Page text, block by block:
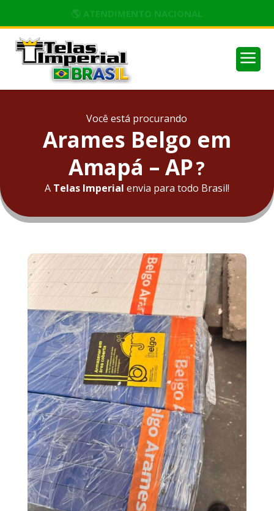
🌎 ATENDIMENTO NACIONAL
a
Você está procurando
Arames Belgo em
Amapá – AP?
A Telas Imperial envia para todo Brasil!